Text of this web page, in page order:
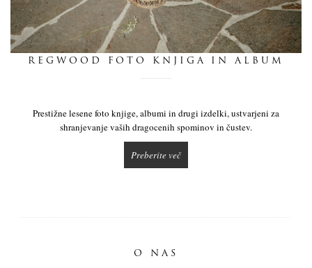
REGWOOD FOTO KNJIGA IN ALBUM
Prestižne lesene foto knjige, albumi in drugi izdelki, ustvarjeni za
shranjevanje vaših dragocenih spominov in čustev.
Preberite več
O NAS